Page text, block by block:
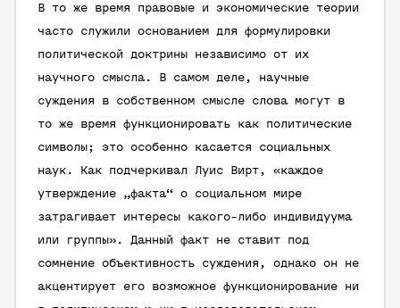
В то же время правовые и экономические теории
часто служили основанием для формулировки
политической доктрины независимо от их
научного смысла. В самом деле, научные
суждения в собственном смысле слова могут в
то же время функционировать как политические
символы; это особенно касается социальных
наук. Как подчеркивал Луис Вирт, «каждое
утверждение „факта“ о социальном мире
затрагивает интересы какого-либо индивидуума
или группы». Данный факт не ставит под
сомнение объективность суждения, однако он не
акцентирует его возможное функционирование ни